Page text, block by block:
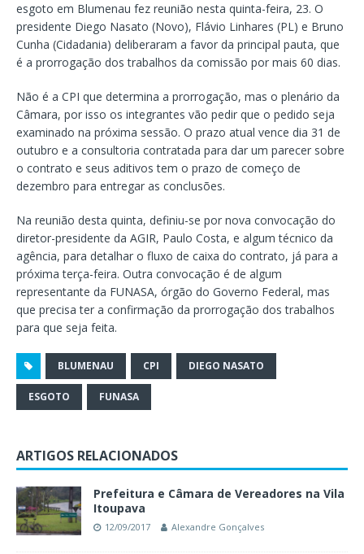
esgoto em Blumenau fez reunião nesta quinta-feira, 23. O
presidente Diego Nasato (Novo), Flávio Linhares (PL) e Bruno
Cunha (Cidadania) deliberaram a favor da principal pauta, que
é a prorrogação dos trabalhos da comissão por mais 60 dias.
Não é a CPI que determina a prorrogação, mas o plenário da
Câmara, por isso os integrantes vão pedir que o pedido seja
examinado na próxima sessão. O prazo atual vence dia 31 de
outubro e a consultoria contratada para dar um parecer sobre
o contrato e seus aditivos tem o prazo de começo de
dezembro para entregar as conclusões.
Na reunião desta quinta, definiu-se por nova convocação do
diretor-presidente da AGIR, Paulo Costa, e algum técnico da
agência, para detalhar o fluxo de caixa do contrato, já para a
próxima terça-feira. Outra convocação é de algum
representante da FUNASA, órgão do Governo Federal, mas
que precisa ter a confirmação da prorrogação dos trabalhos
para que seja feita.
BLUMENAU CPI DIEGO NASATO
ESGOTO FUNASA
ARTIGOS RELACIONADOS
Prefeitura e Câmara de Vereadores na Vila
Itoupava
12/09/2017 Alexandre Gonçalves